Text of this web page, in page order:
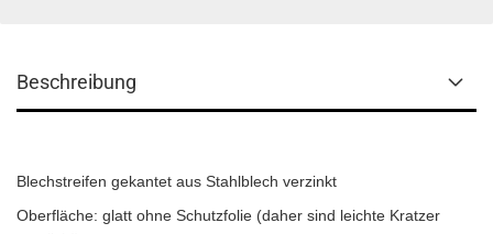
Beschreibung
Blechstreifen gekantet aus Stahlblech verzinkt
Oberfläche: glatt ohne Schutzfolie (daher sind leichte Kratzer